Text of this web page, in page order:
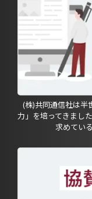
(株)共同通信社は半
力」を培ってきまし
求めてい